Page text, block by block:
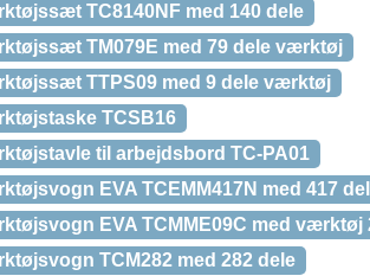
TC8140NF med 140 dele
TM079E med 79 dele værktøj
TTPS09 med 9 dele værktøj
TCSB16
til arbejdsbord TC-PA01
EVA TCEMM417N med 417
EVA TCMME09C med værktøj
TCM282 med 282 dele